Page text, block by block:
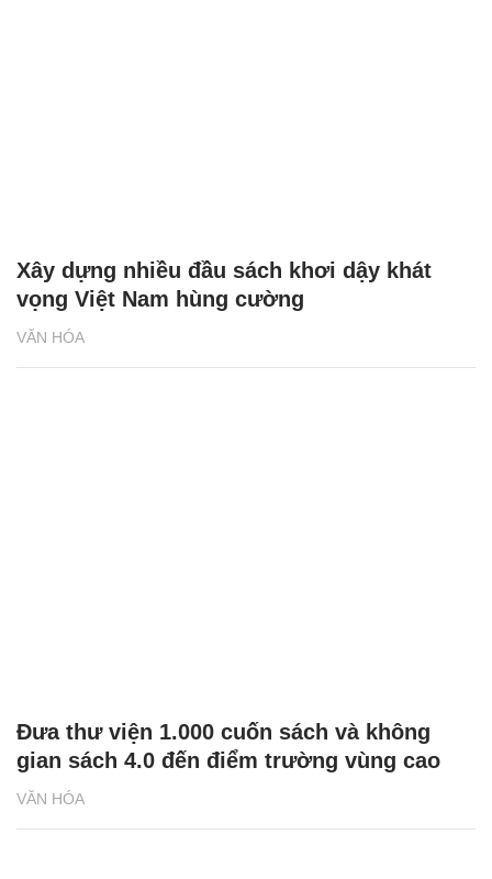
VĂN HÓA
Xây dựng nhiều đầu sách khơi dậy khát
vọng Việt Nam hùng cường
VĂN HÓA
Đưa thư viện 1.000 cuốn sách và không
gian sách 4.0 đến điểm trường vùng cao